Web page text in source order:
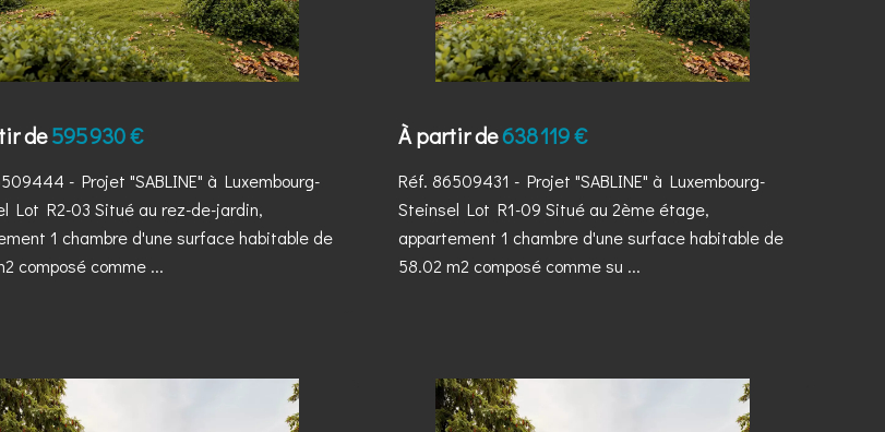
de595 930 €
- Projet "SABLINE" à Luxembourg-
Lot R2-03 Situé au rez-de-jardin,
1 chambre d'une surface habitable de
composé comme ...
À partir de638 119 €
Réf. 86509431 - Projet "SABLINE" à Luxembourg-
Steinsel Lot R1-09 Situé au 2ème étage,
appartement 1 chambre d'une surface habitable de
58.02 m2 composé comme su ...